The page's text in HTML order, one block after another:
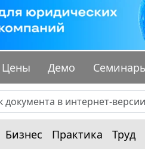
Цены Демо
Бизнес Практика Труд